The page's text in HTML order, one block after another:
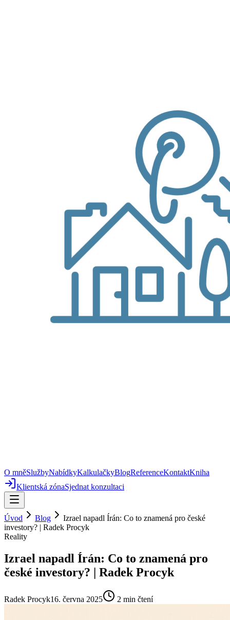
O mněSlužbyNabídkyKalkulačkyBlogReferenceKontaktKniha
Klientská zónaSjednat konzultaci
Úvod Blog
Izrael napadl Írán: Co to znamená pro české
investory? | Radek Procyk
Reality
Izrael napadl Írán: Co to znamená pro
české investory? | Radek Procyk
Radek Procyk16. června 2025 2 min čtení